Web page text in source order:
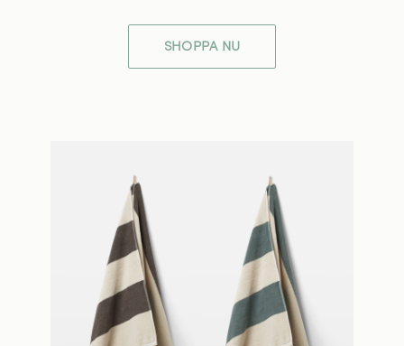
SHOPPA NU